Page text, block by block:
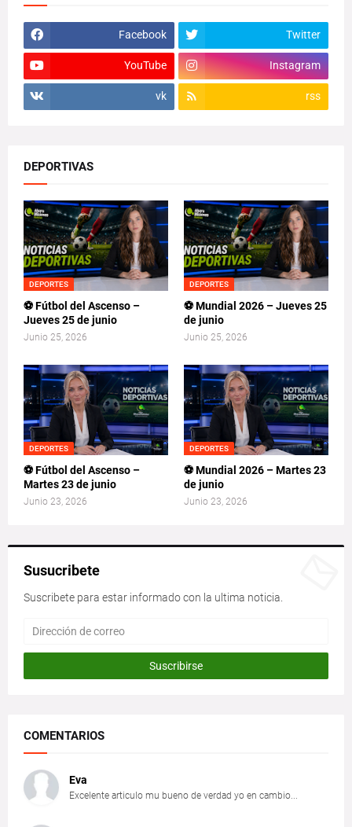
Facebook Twitter
YouTube Instagram
vk rss
DEPORTIVAS
DEPORTES
⚽ Fútbol del Ascenso –
Jueves 25 de junio
Junio 25, 2026
DEPORTES
⚽ Mundial 2026 – Jueves 25
de junio
Junio 25, 2026
DEPORTES
⚽ Fútbol del Ascenso –
Martes 23 de junio
Junio 23, 2026
DEPORTES
⚽ Mundial 2026 – Martes 23
de junio
Junio 23, 2026
Susucribete
Suscribete para estar informado con la ultima noticia.
COMENTARIOS
Eva
Excelente articulo mu bueno de verdad yo en cambio...